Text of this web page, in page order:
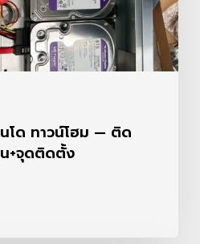
โด ทาวน์โฮม — ติด
+จุดติดตั้ง